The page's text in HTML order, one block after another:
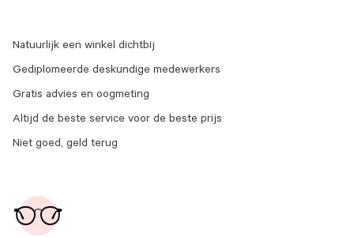
Natuurlijk een winkel dichtbij
Gediplomeerde deskundige medewerkers
Gratis advies en oogmeting
Altijd de beste service voor de beste prijs
Niet goed, geld terug